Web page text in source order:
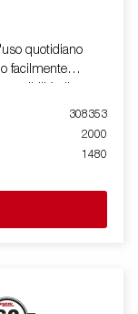
quotidiano
facilmente
di
a pianale. I
gamma di
308353
2000
1480